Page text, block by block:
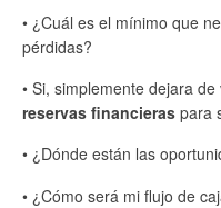
• ¿Cuál es el mínimo que
pérdidas?
• Si, simplemente dejara
reservas financieras para
• ¿Dónde están las
• ¿Cómo será mi flujo de